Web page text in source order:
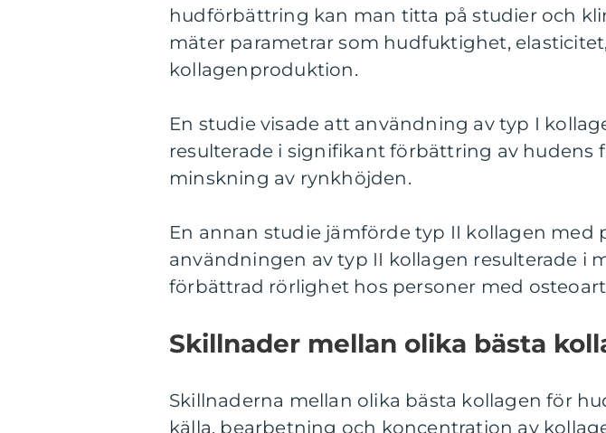
hudförbättring kan man titta på studier och
mäter parametrar som hudfuktighet,
kollagenproduktion.
En studie visade att användning av typ I
resulterade i signifikant förbättring av hudens
minskning av rynkhöjden.
En annan studie jämförde typ II kollagen med
användningen av typ II kollagen resulterade i
förbättrad rörlighet hos personer med
Skillnader mellan olika bästa
Skillnaderna mellan olika bästa kollagen för
källa, bearbetning och koncentration av